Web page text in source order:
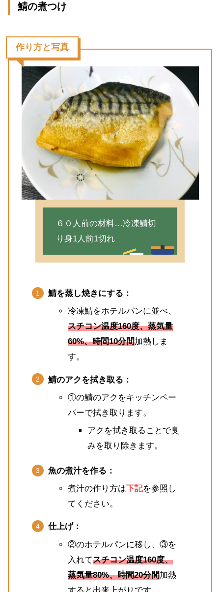
鯖の煮つけ
作り方と写真
６０人前の材料…冷凍鯖切
り身1人前1切れ
鯖を蒸し焼きにする：
冷凍鯖をホテルパンに並べ、
スチコン温度160度、蒸気量
60%、時間10分間加熱しま
す。
鯖のアクを拭き取る：
①の鯖のアクをキッチンペー
パーで拭き取ります。
アクを拭き取ることで臭
みを取り除きます。
魚の煮汁を作る：
煮汁の作り方は下記を参照し
てください。
仕上げ：
②のホテルパンに移し、③を
入れてスチコン温度160度、
蒸気量80%、時間20分間加熱
すると出来上がりです。